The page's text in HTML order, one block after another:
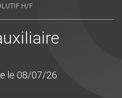
H/F
le 08/07/26